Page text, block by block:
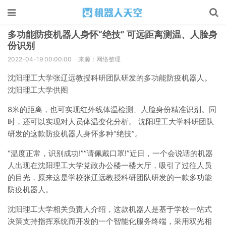
多功能防疫机器人身怀“绝技” 可远距离测温、人脸身
份识别
2022-04-19 00:00:00 来源：网络整理
沈阳理工大学张辽远教授科研团队研发的多功能防疫机器人。
沈阳理工大学供图
8米的距离，也可实现红外线体温检测、人脸身份精准识别。同
时，还可以实现对人员体温变化分析。 沈阳理工大学科研团队
研发的这款防疫机器人身怀多种“绝技”。
“温度正常，识别成功!”“请佩戴口罩!”近日，一个会说话的机器
人出现在沈阳理工大学党政办公楼一楼大厅，吸引了过往人员
的目光，原来这是学校张辽远教授科研团队研发的一款多功能
防疫机器人。
沈阳理工大学相关负责人介绍，这款机器人是基于学校一站式
决策支持指挥系统而开发的一个智能化服务终端，采用双光相